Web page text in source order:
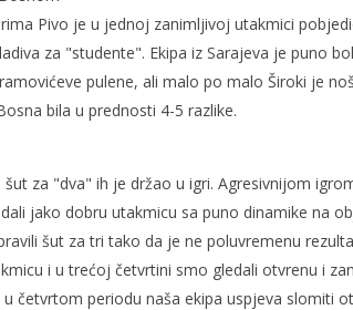
pivo :KK Bosna
90:87
Ivica gladiator vs wind
25.
ožujka
2008.
Rafaela
Pivo je u jednoj zanimljivoj utakmici
za "studente". Ekipa iz Sarajeva je puno
pulene, ali malo po malo Široki je
bila u prednosti 4-5 razlike.
šut za "dva" ih je držao u igri. Agresivnijom
jako dobru utakmicu sa puno dinamike na
šut za tri tako da je ne poluvremenu
i u trećoj četvrtini smo gledali otvrenu i
četvrtom periodu naša ekipa uspjeva slomiti